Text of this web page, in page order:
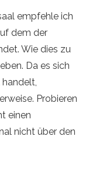
empfehle ich
dem der
Wie dies zu
Da es sich
Probieren
einen
nicht über den